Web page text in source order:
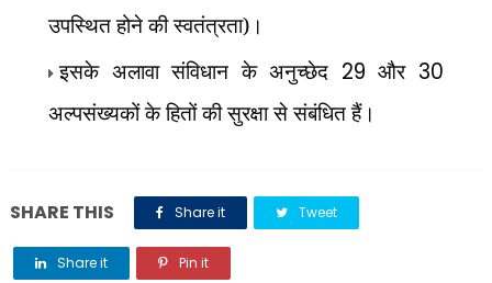
उपस्थित होने की स्वतंत्रता)।
इसके अलावा संविधान के अनुच्छेद 29 और 30
अल्पसंख्यकों के हितों की सुरक्षा से संबंधित हैं।
SHARE THIS Share it Tweet
Share it Pin it